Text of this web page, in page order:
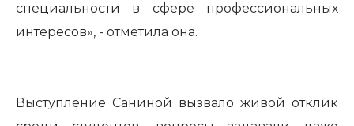
специальности в сфере профессиональных
интересов», - отметила она.
Выступление Саниной вызвало живой отклик